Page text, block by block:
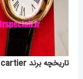
تاریخچه برند cartier :